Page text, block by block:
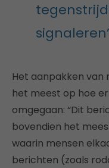
Het aanpakken van
het meest op hoe
omgegaan: “Dit
bovendien het
waarin mensen
berichten (zoals